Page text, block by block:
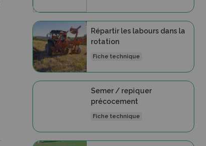
Répartir les labours dans la
rotation
Fiche technique
Semer / repiquer
précocement
Fiche technique